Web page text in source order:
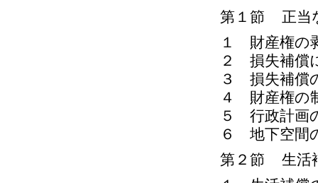
第１節 正当
１ 財産権の
２ 損失補償
３ 損失補償
４ 財産権の
５ 行政計画
６ 地下空間
第２節 生活